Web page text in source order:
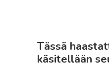
Tässä
käsitellään